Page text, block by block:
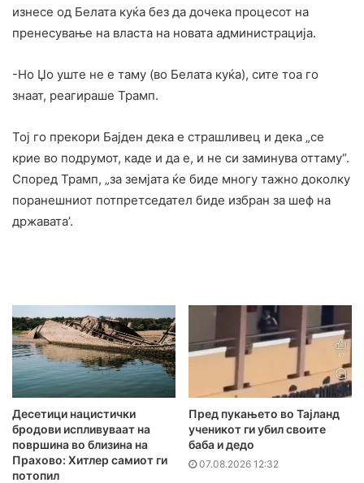
изнесе од Белата куќа без да дочека процесот на
пренесување на власта на новата администрација.
-Но Џо уште не е таму (во Белата куќа), сите тоа го
знаат, реагираше Трамп.
Тој го прекори Бајден дека е страшливец и дека „се
крие во подрумот, каде и да е, и не си заминува оттаму“.
Според Трамп, „за земјата ќе биде многу тажно доколку
поранешниот потпретседател биде избран за шеф на
државата’.
Десетици нацистички
бродови испливуваат на
површина во близина на
Прахово: Хитлер самиот ги
потопил
Пред пукањето во Тајланд
ученикот ги убил своите
баба и дедо
07.08.2026 12:32